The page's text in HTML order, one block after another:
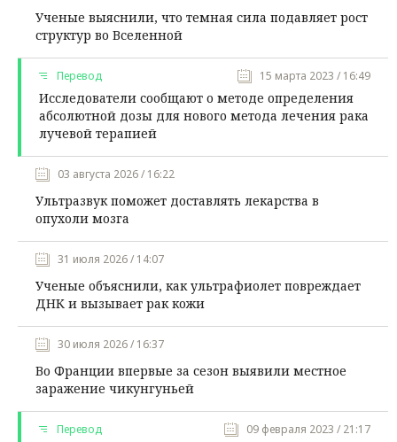
Ученые выяснили, что темная сила подавляет рост
структур во Вселенной
Перевод 15 марта 2023 / 16:49
Исследователи сообщают о методе определения
абсолютной дозы для нового метода лечения рака
лучевой терапией
03 августа 2026 / 16:22
Ультразвук поможет доставлять лекарства в
опухоли мозга
31 июля 2026 / 14:07
Ученые объяснили, как ультрафиолет повреждает
ДНК и вызывает рак кожи
30 июля 2026 / 16:37
Во Франции впервые за сезон выявили местное
заражение чикунгуньей
Перевод 09 февраля 2023 / 21:17